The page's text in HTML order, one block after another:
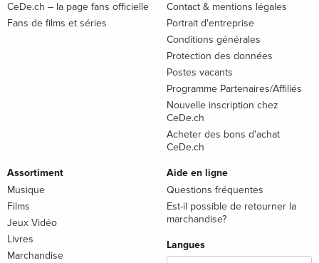
CeDe.ch – la page fans officielle
Fans de films et séries
Contact & mentions légales
Portrait d'entreprise
Conditions générales
Protection des données
Postes vacants
Programme Partenaires/Affiliés
Nouvelle inscription chez
CeDe.ch
Acheter des bons d'achat
CeDe.ch
Assortiment
Musique
Films
Jeux Vidéo
Livres
Marchandise
Aide en ligne
Questions fréquentes
Est-il possible de retourner la
marchandise?
Langues